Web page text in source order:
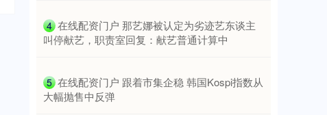
4 ​在线配资门户 那艺娜被认定为劣迹艺东谈主
叫停献艺，职责室回复：献艺普通计算中
5 ​在线配资门户 跟着市集企稳 韩国Kospi指数从
大幅抛售中反弹